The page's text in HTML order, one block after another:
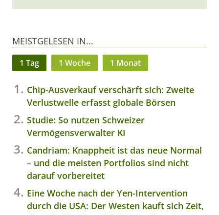
MEISTGELESEN IN...
1 Tag 1 Woche 1 Monat
Chip-Ausverkauf verschärft sich: Zweite
Verlustwelle erfasst globale Börsen
Studie: So nutzen Schweizer
Vermögensverwalter KI
Candriam: Knappheit ist das neue Normal
– und die meisten Portfolios sind nicht
darauf vorbereitet
Eine Woche nach der Yen-Intervention
durch die USA: Der Westen kauft sich Zeit,